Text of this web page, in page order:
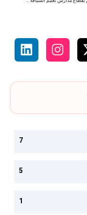
7
5
1